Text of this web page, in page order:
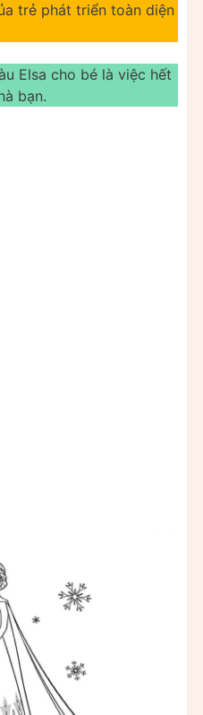
trẻ phát triển toàn diện
Elsa cho bé là việc hết
bạn.